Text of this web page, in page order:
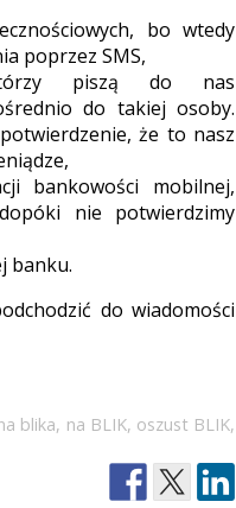
bo wtedy
poprzez SMS,
którzy piszą do nas
do takiej osoby.
że to nasz
bankowości mobilnej,
nie potwierdzimy
banku.
do wiadomości
blika, na BLIK, oszust BLIK,